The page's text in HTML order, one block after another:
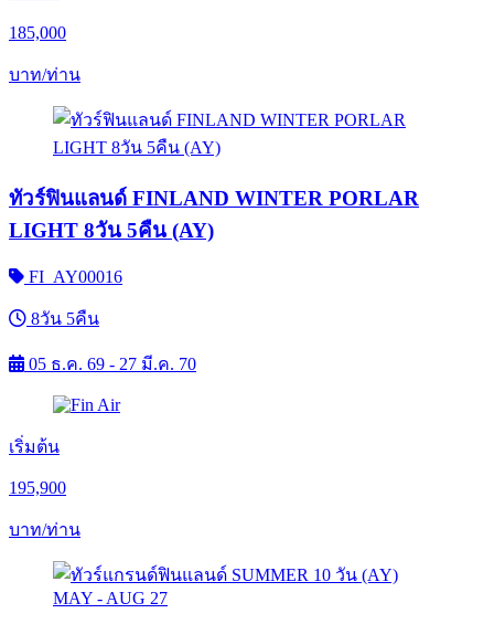
185,000
บาท/ท่าน
ทัวร์ฟินแลนด์ FINLAND WINTER PORLAR
LIGHT 8วัน 5คืน (AY)
FI_AY00016
8วัน 5คืน
05 ธ.ค. 69 - 27 มี.ค. 70
เริ่มต้น
195,900
บาท/ท่าน